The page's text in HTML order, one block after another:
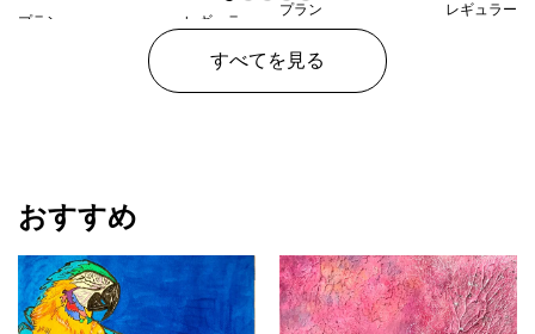
プラン
レギュラー
¥ 100,000
プラン
レギュラー
すべてを見る
おすすめ